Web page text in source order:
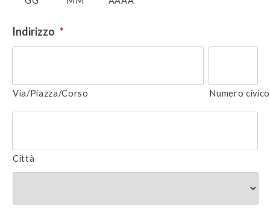
Indirizzo *
Via/Piazza/Corso Numero civico
Città